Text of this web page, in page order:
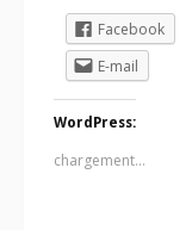
Facebook
E-mail
WordPress:
chargement…